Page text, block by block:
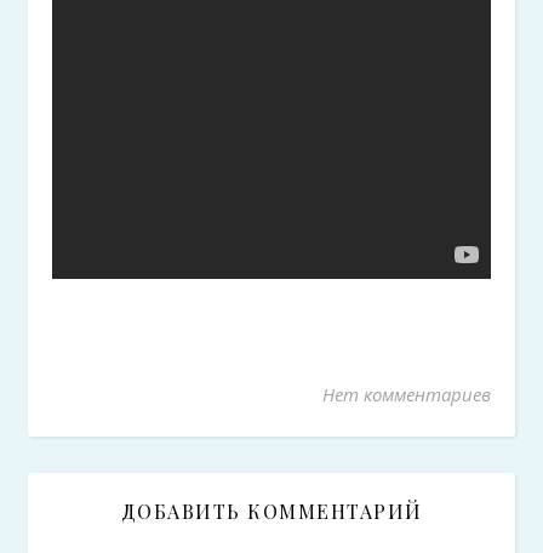
Нет комментариев
ДОБАВИТЬ КОММЕНТАРИЙ